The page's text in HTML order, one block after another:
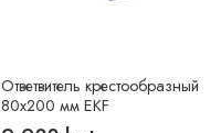
Ответвитель крестообразный
80х200 мм EKF